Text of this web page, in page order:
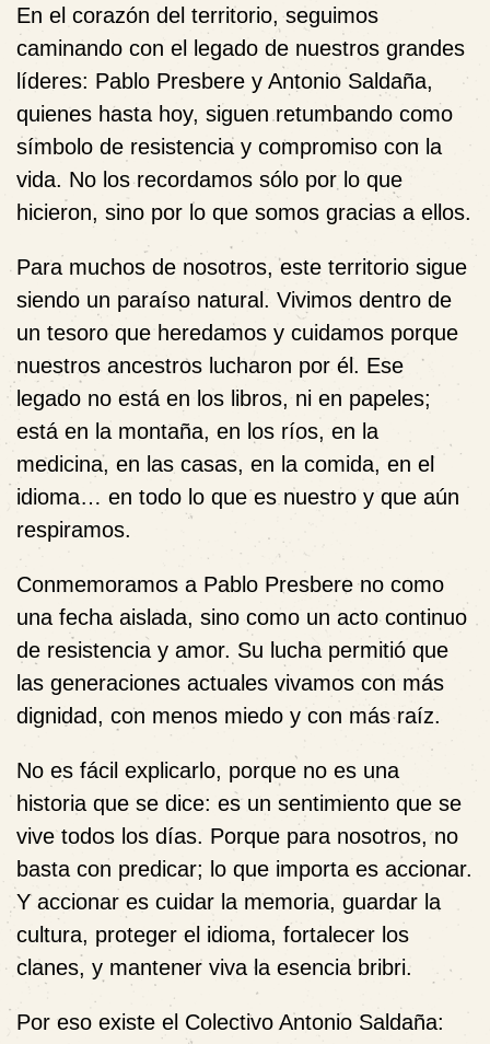
En el corazón del territorio, seguimos
caminando con el legado de nuestros grandes
líderes: Pablo Presbere y Antonio Saldaña,
quienes hasta hoy, siguen retumbando como
símbolo de resistencia y compromiso con la
vida. No los recordamos sólo por lo que
hicieron, sino por lo que somos gracias a ellos.
Para muchos de nosotros, este territorio sigue
siendo un paraíso natural. Vivimos dentro de
un tesoro que heredamos y cuidamos porque
nuestros ancestros lucharon por él. Ese
legado no está en los libros, ni en papeles;
está en la montaña, en los ríos, en la
medicina, en las casas, en la comida, en el
idioma… en todo lo que es nuestro y que aún
respiramos.
Conmemoramos a Pablo Presbere no como
una fecha aislada, sino como un acto continuo
de resistencia y amor. Su lucha permitió que
las generaciones actuales vivamos con más
dignidad, con menos miedo y con más raíz.
No es fácil explicarlo, porque no es una
historia que se dice: es un sentimiento que se
vive todos los días. Porque para nosotros, no
basta con predicar; lo que importa es accionar.
Y accionar es cuidar la memoria, guardar la
cultura, proteger el idioma, fortalecer los
clanes, y mantener viva la esencia bribri.
Por eso existe el Colectivo Antonio Saldaña: